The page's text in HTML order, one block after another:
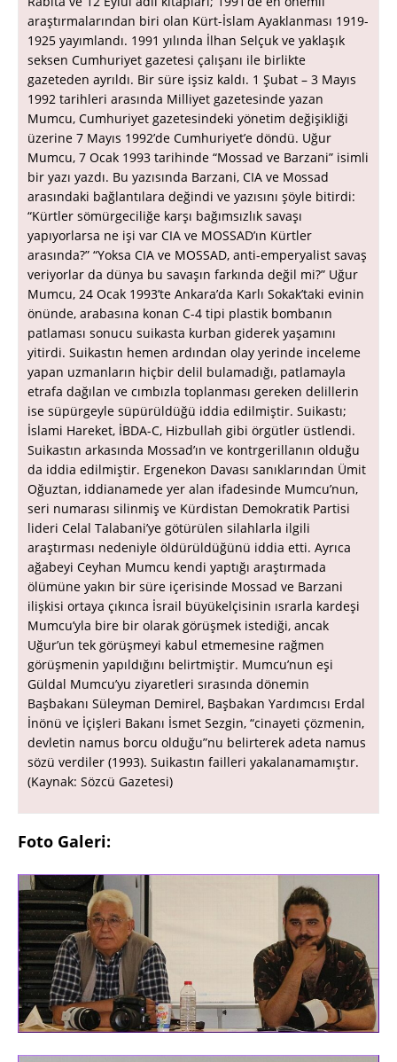
araştırmalarından biri olan Kürt-İslam Ayaklanması 1919-
1925 yayımlandı. 1991 yılında İlhan Selçuk ve yaklaşık
seksen Cumhuriyet gazetesi çalışanı ile birlikte
gazeteden ayrıldı. Bir süre işsiz kaldı. 1 Şubat – 3 Mayıs
1992 tarihleri arasında Milliyet gazetesinde yazan
Mumcu, Cumhuriyet gazetesindeki yönetim değişikliği
üzerine 7 Mayıs 1992’de Cumhuriyet’e döndü. Uğur
Mumcu, 7 Ocak 1993 tarihinde “Mossad ve Barzani” isimli
bir yazı yazdı. Bu yazısında Barzani, CIA ve Mossad
arasındaki bağlantılara değindi ve yazısını şöyle bitirdi:
“Kürtler sömürgeciliğe karşı bağımsızlık savaşı
yapıyorlarsa ne işi var CIA ve MOSSAD’ın Kürtler
arasında?” “Yoksa CIA ve MOSSAD, anti-emperyalist savaş
veriyorlar da dünya bu savaşın farkında değil mi?” Uğur
Mumcu, 24 Ocak 1993’te Ankara’da Karlı Sokak’taki evinin
önünde, arabasına konan C-4 tipi plastik bombanın
patlaması sonucu suikasta kurban giderek yaşamını
yitirdi. Suikastın hemen ardından olay yerinde inceleme
yapan uzmanların hiçbir delil bulamadığı, patlamayla
etrafa dağılan ve cımbızla toplanması gereken delillerin
ise süpürgeyle süpürüldüğü iddia edilmiştir. Suikastı;
İslami Hareket, İBDA-C, Hizbullah gibi örgütler üstlendi.
Suikastın arkasında Mossad’ın ve kontrgerillanın olduğu
da iddia edilmiştir. Ergenekon Davası sanıklarından Ümit
Oğuztan, iddianamede yer alan ifadesinde Mumcu’nun,
seri numarası silinmiş ve Kürdistan Demokratik Partisi
lideri Celal Talabani’ye götürülen silahlarla ilgili
araştırması nedeniyle öldürüldüğünü iddia etti. Ayrıca
ağabeyi Ceyhan Mumcu kendi yaptığı araştırmada
ölümüne yakın bir süre içerisinde Mossad ve Barzani
ilişkisi ortaya çıkınca İsrail büyükelçisinin ısrarla kardeşi
Mumcu’yla bire bir olarak görüşmek istediği, ancak
Uğur’un tek görüşmeyi kabul etmemesine rağmen
görüşmenin yapıldığını belirtmiştir. Mumcu’nun eşi
Güldal Mumcu’yu ziyaretleri sırasında dönemin
Başbakanı Süleyman Demirel, Başbakan Yardımcısı Erdal
İnönü ve İçişleri Bakanı İsmet Sezgin, “cinayeti çözmenin,
devletin namus borcu olduğu”nu belirterek adeta namus
sözü verdiler (1993). Suikastın failleri yakalanamamıştır.
(Kaynak: Sözcü Gazetesi)
Foto Galeri: